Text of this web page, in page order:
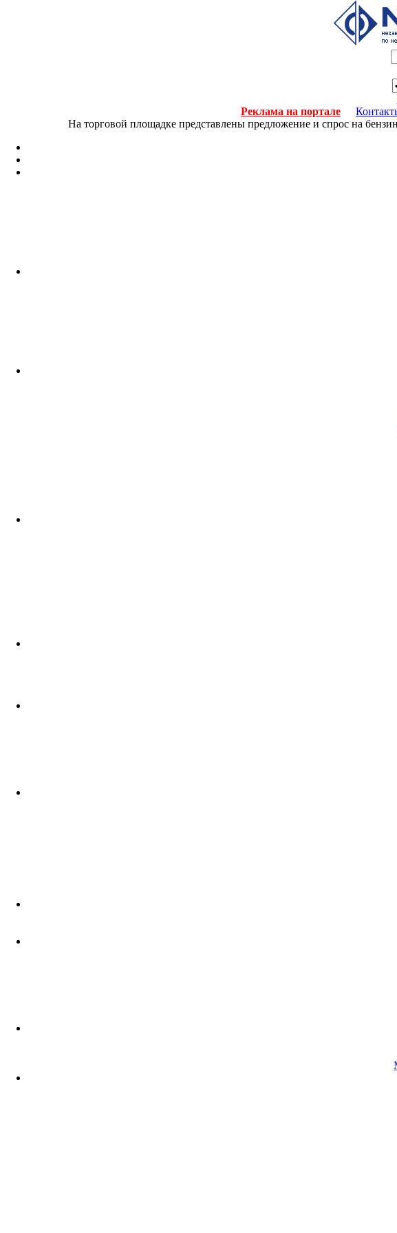
Реклама на портале
На торговой площадке представлены предложение и спрос на